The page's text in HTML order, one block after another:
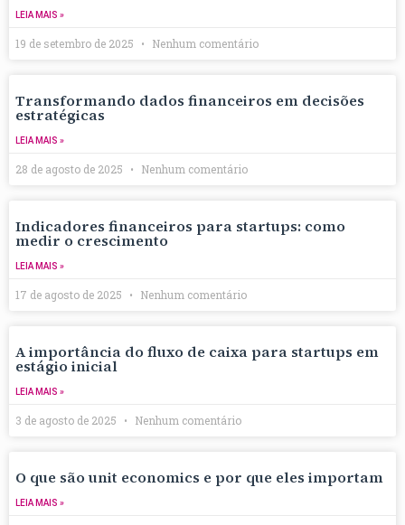
LEIA MAIS »
19 de setembro de 2025 Nenhum comentário
Transformando dados financeiros em decisões
estratégicas
LEIA MAIS »
28 de agosto de 2025 Nenhum comentário
Indicadores financeiros para startups: como
medir o crescimento
LEIA MAIS »
17 de agosto de 2025 Nenhum comentário
A importância do fluxo de caixa para startups em
estágio inicial
LEIA MAIS »
3 de agosto de 2025 Nenhum comentário
O que são unit economics e por que eles importam
LEIA MAIS »